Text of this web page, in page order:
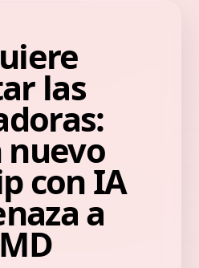
las
nuevo
con IA
a